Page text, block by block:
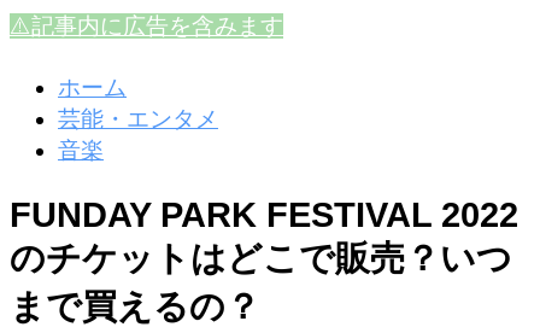
⚠️記事内に広告を含みます
ホーム
芸能・エンタメ
音楽
FUNDAY PARK FESTIVAL 2022
のチケットはどこで販売？いつ
まで買えるの？